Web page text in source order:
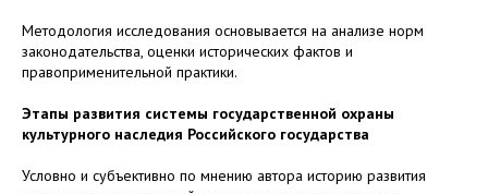
Методология исследования основывается на анализе норм
законодательства, оценки исторических фактов и
правоприменительной практики.
Этапы развития системы государственной охраны
культурного наследия Российского государства
Условно и субъективно по мнению автора историю развития